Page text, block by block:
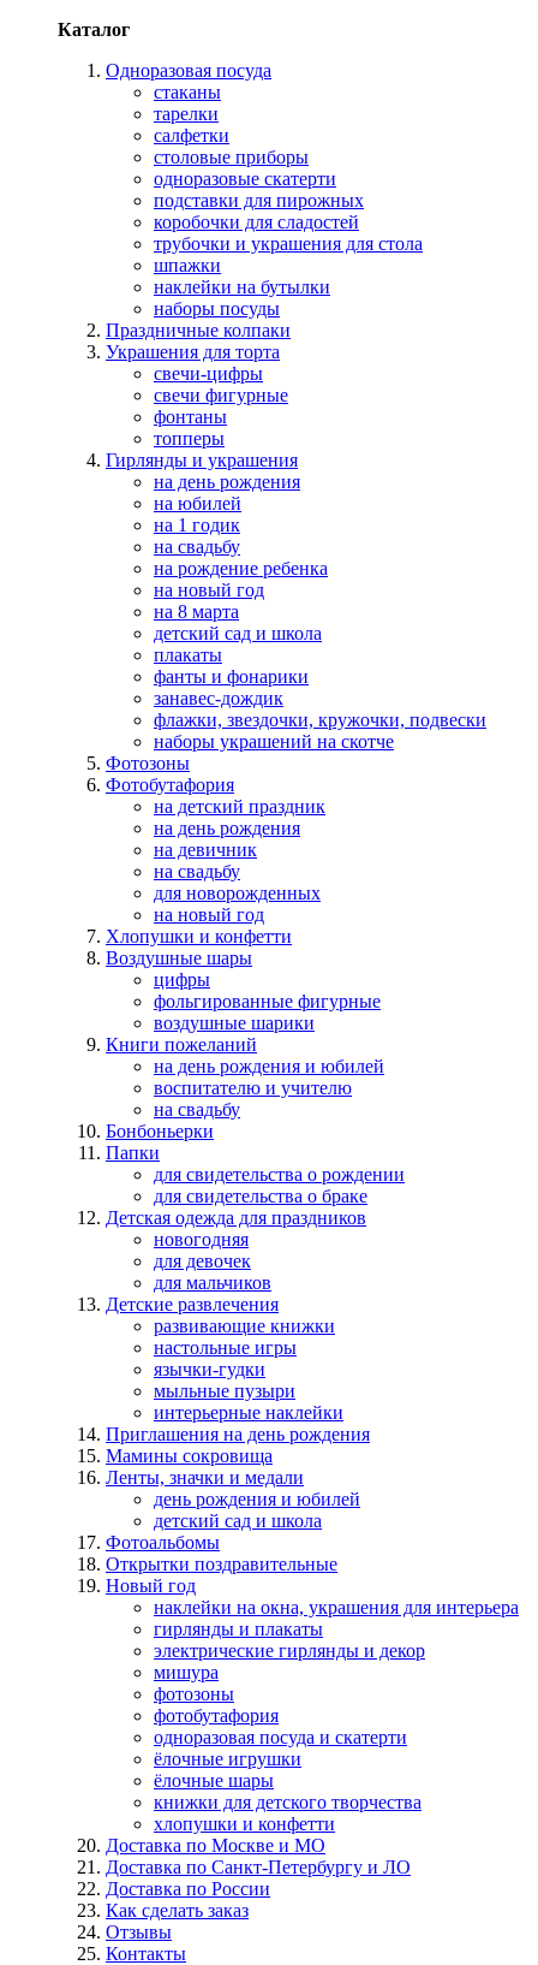
Каталог
Одноразовая посуда
стаканы
тарелки
салфетки
столовые приборы
одноразовые скатерти
подставки для пирожных
коробочки для сладостей
трубочки и украшения для стола
шпажки
наклейки на бутылки
наборы посуды
Праздничные колпаки
Украшения для торта
свечи-цифры
свечи фигурные
фонтаны
топперы
Гирлянды и украшения
на день рождения
на юбилей
на 1 годик
на свадьбу
на рождение ребенка
на новый год
на 8 марта
детский сад и школа
плакаты
фанты и фонарики
занавес-дождик
флажки, звездочки, кружочки, подвески
наборы украшений на скотче
Фотозоны
Фотобутафория
на детский праздник
на день рождения
на девичник
на свадьбу
для новорожденных
на новый год
Хлопушки и конфетти
Воздушные шары
цифры
фольгированные фигурные
воздушные шарики
Книги пожеланий
на день рождения и юбилей
воспитателю и учителю
на свадьбу
Бонбоньерки
Папки
для свидетельства о рождении
для свидетельства о браке
Детская одежда для праздников
новогодняя
для девочек
для мальчиков
Детские развлечения
развивающие книжки
настольные игры
язычки-гудки
мыльные пузыри
интерьерные наклейки
Приглашения на день рождения
Мамины сокровища
Ленты, значки и медали
день рождения и юбилей
детский сад и школа
Фотоальбомы
Открытки поздравительные
Новый год
наклейки на окна, украшения для интерьера
гирлянды и плакаты
электрические гирлянды и декор
мишура
фотозоны
фотобутафория
одноразовая посуда и скатерти
ёлочные игрушки
ёлочные шары
книжки для детского творчества
хлопушки и конфетти
Доставка по Москве и МО
Доставка по Санкт-Петербургу и ЛО
Доставка по России
Как сделать заказ
Отзывы
Контакты